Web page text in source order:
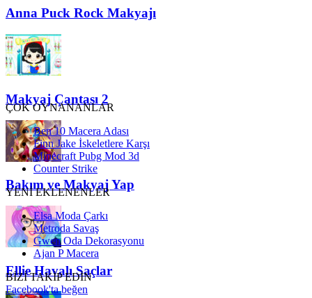
Anna Puck Rock Makyajı
Makyaj Çantası 2
Bakım ve Makyaj Yap
Ellie Havalı Saçlar
ÇOK OYNANANLAR
Ben 10 Macera Adası
Finn Jake İskeletlere Karşı
Minecraft Pubg Mod 3d
Counter Strike
YENİ EKLENENLER
Elsa Moda Çarkı
Metroda Savaş
Gwen Oda Dekorasyonu
Ajan P Macera
BİZİ TAKİP EDİN
Facebook'ta beğen